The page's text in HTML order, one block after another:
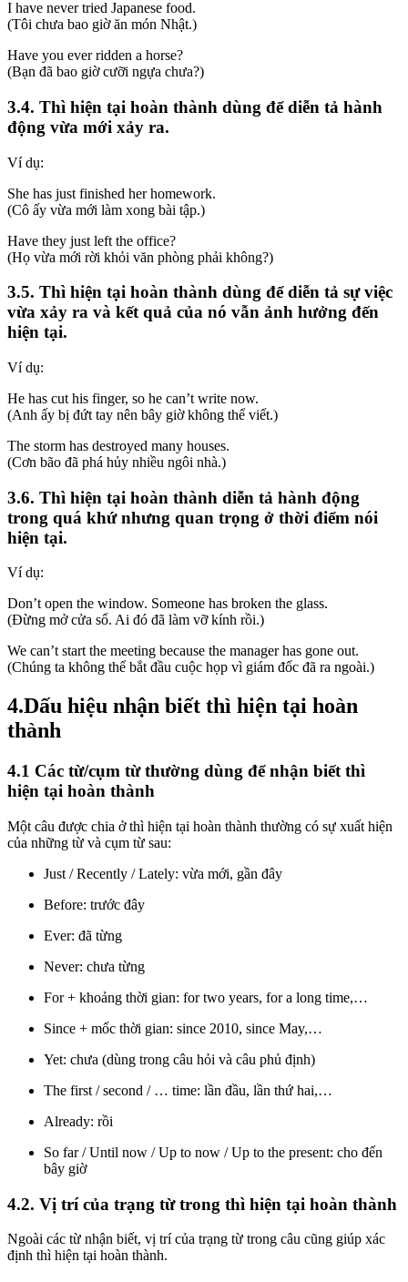
I have never tried Japanese food.
(Tôi chưa bao giờ ăn món Nhật.)
Have you ever ridden a horse?
(Bạn đã bao giờ cưỡi ngựa chưa?)
3.4. Thì hiện tại hoàn thành dùng để diễn tả hành
động vừa mới xảy ra.
Ví dụ:
She has just finished her homework.
(Cô ấy vừa mới làm xong bài tập.)
Have they just left the office?
(Họ vừa mới rời khỏi văn phòng phải không?)
3.5. Thì hiện tại hoàn thành dùng để diễn tả sự việc
vừa xảy ra và kết quả của nó vẫn ảnh hưởng đến
hiện tại.
Ví dụ:
He has cut his finger, so he can’t write now.
(Anh ấy bị đứt tay nên bây giờ không thể viết.)
The storm has destroyed many houses.
(Cơn bão đã phá hủy nhiều ngôi nhà.)
3.6. Thì hiện tại hoàn thành diễn tả hành động
trong quá khứ nhưng quan trọng ở thời điểm nói
hiện tại.
Ví dụ:
Don’t open the window. Someone has broken the glass.
(Đừng mở cửa sổ. Ai đó đã làm vỡ kính rồi.)
We can’t start the meeting because the manager has gone out.
(Chúng ta không thể bắt đầu cuộc họp vì giám đốc đã ra ngoài.)
4.Dấu hiệu nhận biết thì hiện tại hoàn
thành
4.1 Các từ/cụm từ thường dùng để nhận biết thì
hiện tại hoàn thành
Một câu được chia ở thì hiện tại hoàn thành thường có sự xuất hiện
của những từ và cụm từ sau:
Just / Recently / Lately: vừa mới, gần đây
Before: trước đây
Ever: đã từng
Never: chưa từng
For + khoảng thời gian: for two years, for a long time,…
Since + mốc thời gian: since 2010, since May,…
Yet: chưa (dùng trong câu hỏi và câu phủ định)
The first / second / … time: lần đầu, lần thứ hai,…
Already: rồi
So far / Until now / Up to now / Up to the present: cho đến
bây giờ
4.2. Vị trí của trạng từ trong thì hiện tại hoàn thành
Ngoài các từ nhận biết, vị trí của trạng từ trong câu cũng giúp xác
định thì hiện tại hoàn thành.